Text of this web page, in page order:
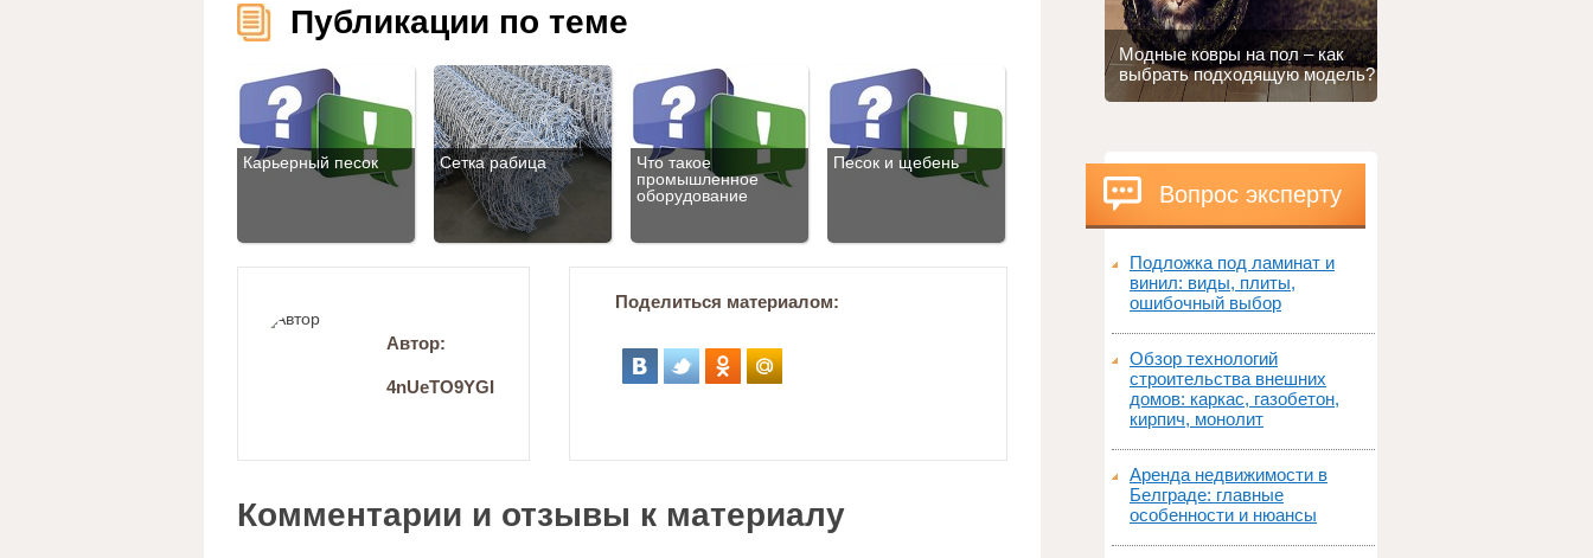
Публикации по теме
Карьерный песок Сетка рабица
Что такое
промышленное
оборудование
Песок и щебень
Автор:
4nUeTO9YGI
Поделиться материалом:
Комментарии и отзывы к материалу
Модные ковры на пол – как
выбрать подходящую модель?
Вопрос эксперту
Подложка под ламинат и
винил: виды, плиты,
ошибочный выбор
Обзор технологий
строительства внешних
домов: каркас, газобетон,
кирпич, монолит
Аренда недвижимости в
Белграде: главные
особенности и нюансы